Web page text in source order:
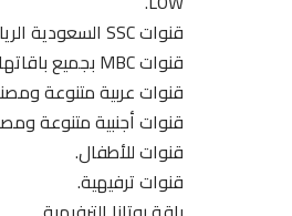
قنوات SSC السعودية الرياضية.
قنوات MBC بجميع باقاتها.
قنوات عربية متنوعة
قنوات أجنبية متنوعة
قنوات للأطفال.
قنوات ترفيهية.